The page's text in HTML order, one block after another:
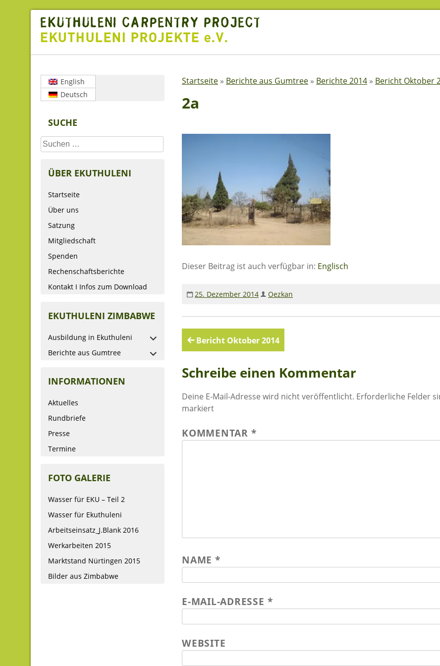
Skip
content
English
Deutsch
SUCHE
Suchen
nach:
ÜBER EKUTHULENI
Startseite
Über uns
Satzung
Mitgliedschaft
Spenden
Rechenschaftsberichte
Kontakt I Infos zum Download
EKUTHULENI ZIMBABWE
Ausbildung in Ekuthuleni
Berichte aus Gumtree
INFORMATIONEN
Aktuelles
Rundbriefe
Presse
Termine
FOTO GALERIE
Wasser für EKU – Teil 2
Wasser für Ekuthuleni
Arbeitseinsatz_J.Blank 2016
Werkarbeiten 2015
Marktstand Nürtingen 2015
Bilder aus Zimbabwe
Startseite » Berichte aus Gumtree » Berichte 2014 » Bericht Oktober
2a
Dieser Beitrag ist auch verfügbar in: Englisch
25. Dezember 2014 Oezkan
Beitragsnavigation
Bericht Oktober 2014
Schreibe einen Kommentar
Deine E-Mail-Adresse wird nicht veröffentlicht. Erforderliche Felder
markiert
KOMMENTAR *
NAME *
E-MAIL-ADRESSE *
WEBSITE